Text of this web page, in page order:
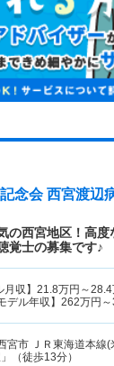
念会 西宮渡辺
の西宮地区！高度
覚士の募集です♪
月収】 21.8万円～28.4
デル年収】 262万円～
宮市 ＪＲ東海道本線
（徒歩13分）